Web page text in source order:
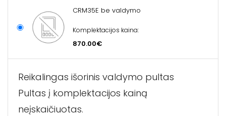
CRM35E be valdymo
Komplektacijos kaina:
870.00€
Reikalingas išorinis valdymo pultas
Pultas į komplektacijos kainą
neįskaičiuotas.